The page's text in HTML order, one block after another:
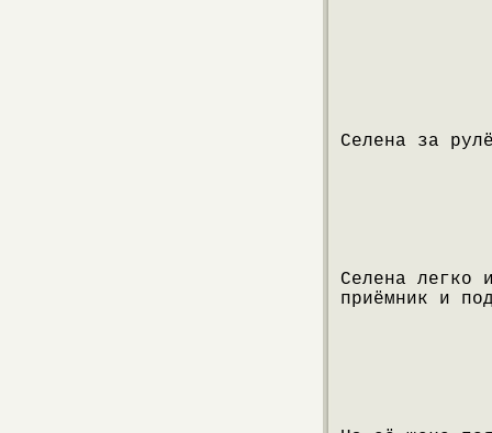
Селена за
Селена легко
приёмник и